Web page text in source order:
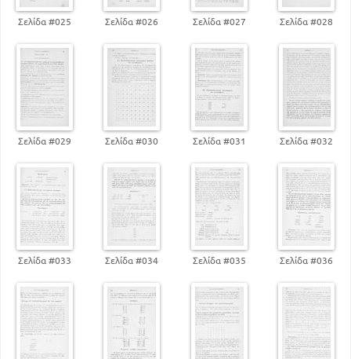
Σελίδα #025 Σελίδα #026 Σελίδα #027 Σελίδα #028
Σελίδα #029 Σελίδα #030 Σελίδα #031 Σελίδα #032
Σελίδα #033 Σελίδα #034 Σελίδα #035 Σελίδα #036